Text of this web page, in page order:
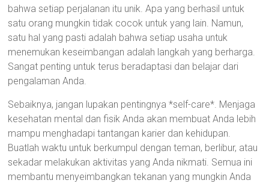
bahwa setiap perjalanan itu unik. Apa yang berhasil untuk
satu orang mungkin tidak cocok untuk yang lain. Namun,
satu hal yang pasti adalah bahwa setiap usaha untuk
menemukan keseimbangan adalah langkah yang berharga.
Sangat penting untuk terus beradaptasi dan belajar dari
pengalaman Anda.
Sebaiknya, jangan lupakan pentingnya *self-care*. Menjaga
kesehatan mental dan fisik Anda akan membuat Anda lebih
mampu menghadapi tantangan karier dan kehidupan.
Buatlah waktu untuk berkumpul dengan teman, berlibur, atau
sekadar melakukan aktivitas yang Anda nikmati. Semua ini
membantu menyeimbangkan tekanan yang mungkin Anda